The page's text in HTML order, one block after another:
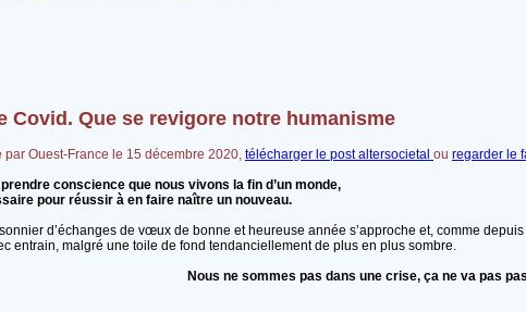
Covid. Que se revigore notre humanisme
par Ouest-France le 15 décembre 2020, télécharger le post altersocietal ou regarder le
conscience que nous vivons la fin d’un monde,
pour réussir à en faire naître un nouveau.
d’échanges de vœux de bonne et heureuse année s’approche et, comme
entrain, malgré une toile de fond tendanciellement de plus en plus sombre.
Nous ne sommes pas dans une crise, ça ne va pas